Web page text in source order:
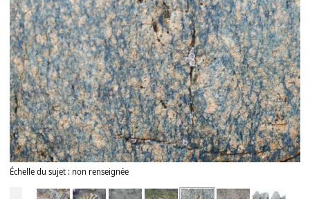
Échelle du sujet : non renseignée